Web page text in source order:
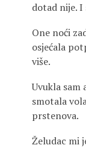
dotad nije. I
One noći
osjećala
više.
Uvukla sam
smotala
prstenova.
Želudac mi